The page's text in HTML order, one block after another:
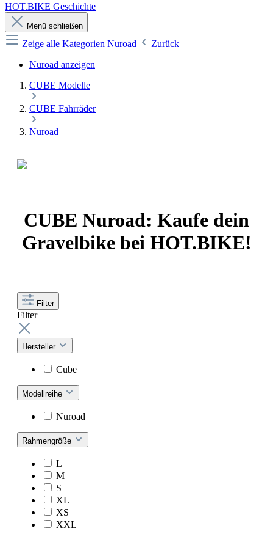
HOT.BIKE Geschichte
Menü schließen
Zeige alle Kategorien Nuroad
Zurück
Nuroad anzeigen
CUBE Modelle
CUBE Fahrräder
Nuroad
CUBE Nuroad: Kaufe dein
Gravelbike bei HOT.BIKE!
Filter
Filter
Hersteller
Cube
Modellreihe
Nuroad
Rahmengröße
L
M
S
XL
XS
XXL